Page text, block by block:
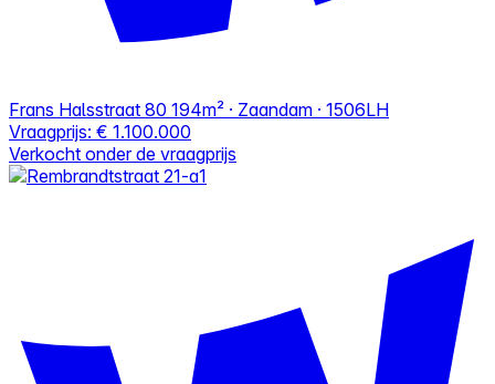
Frans Halsstraat 80 194m² · Zaandam · 1506LH
Vraagprijs: € 1.100.000
Verkocht onder de vraagprijs